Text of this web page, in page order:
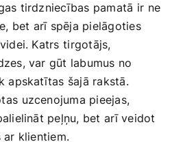
tirdzniecības pamatā ir⁤ ne
bet arī spēja ​pielāgoties
Katrs ⁣tirgotājs,
var‍ gūt labumus no
‌apskatītas‌ šajā rakstā.
uzcenojuma ​pieejas,
peļņu, bet⁢ arī veidot⁢
klientiem.